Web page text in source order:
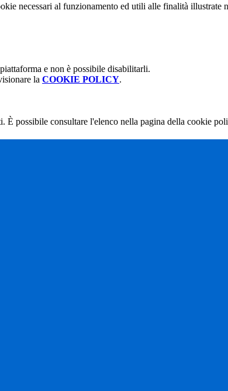
necessari al funzionamento ed utili alle finalità illustrate
e non è possibile disabilitarli.
la COOKIE POLICY.
È possibile consultare l'elenco nella pagina della cookie